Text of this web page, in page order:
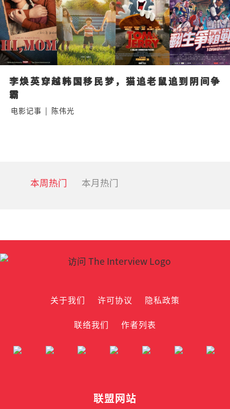
李焕英穿越韩国移民梦，猫追老鼠追到阴间争
霸
电影记事 | 陈伟光
本周热门 本月热门
关于我们 许可协议
隐私政策
联络我们
作者列表
联盟网站